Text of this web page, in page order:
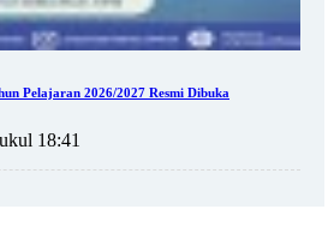
Pelajaran 2026/2027 Resmi Dibuka
18:41